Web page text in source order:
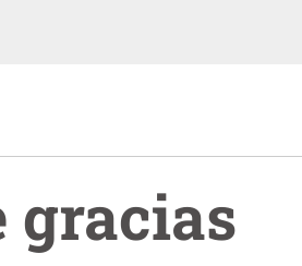
gracias